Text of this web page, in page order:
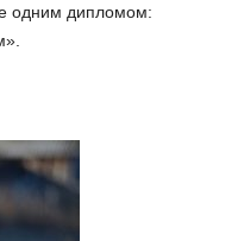
одним дипломом: